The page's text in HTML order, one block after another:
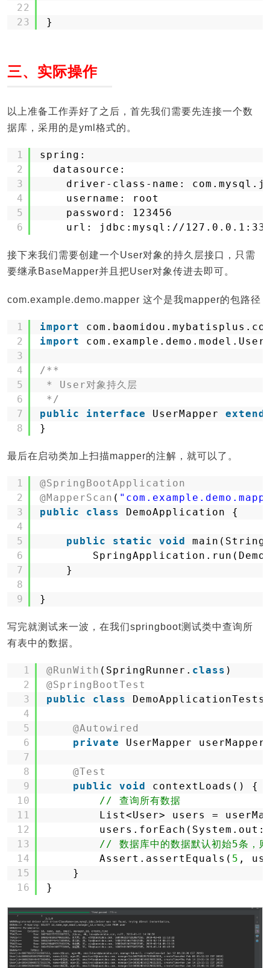
22
23
}
三、实际操作
以上准备工作弄好了之后，首先我们需要先连接一个数
据库，采用的是yml格式的。
1
2
3
4
5
6
spring:
datasource:
driver-class-name:
username: root
password: 123456
url: jdbc:mysql://
接下来我们需要创建一个User对象的持久层接口，只需
要继承BaseMapper并且把User对象传进去即可。
com.example.demo.mapper 这个是我mapper的包路径
1
2
3
4
5
6
7
8
import
import
/**
* User对象持久层
*/
public
interface UserMapper
}
最后在启动类加上扫描mapper的注解，就可以了。
1
2
3
4
5
6
7
8
9
@SpringBootApplication
@MapperScan (
public
class DemoApplication {
public static void
}
}
写完就测试来一波，在我们springboot测试类中查询所
有表中的数据。
1
2
3
4
5
6
7
8
9
10
11
12
13
14
15
16
@RunWith (SpringRunner. class )
@SpringBootTest
public
class
@Autowired
private
UserMapper
@Test
public
void
contextLoads() {
// 查询所有数据
List<User> users =
// 数据库中的数据默认初始5条，
Assert.assertEquals( 5 ,
}
}